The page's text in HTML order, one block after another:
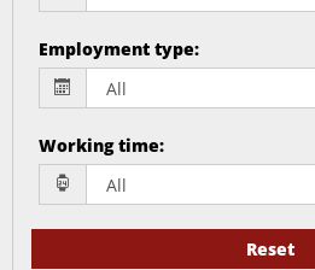
Employment type:
Working time:
Reset